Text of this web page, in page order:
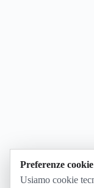
Preferenze cookie
Usiamo cookie